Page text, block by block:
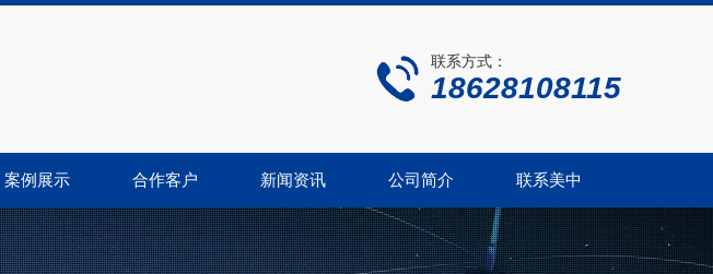
联系方式：
18628108115
案例展示 合作客户 新闻资讯 公司简介 联系美中